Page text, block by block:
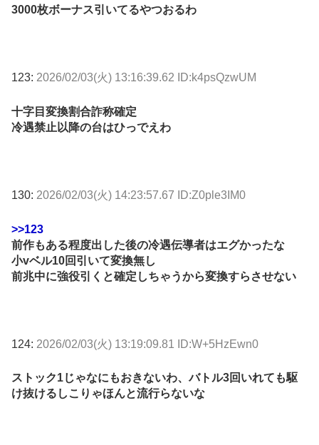
3000枚ボーナス引いてるやつおるわ
123: 2026/02/03(火) 13:16:39.62 ID:k4psQzwUM
十字目変換割合詐称確定
冷遇禁止以降の台はひっでえわ
130: 2026/02/03(火) 14:23:57.67 ID:Z0ple3IM0
>>123
前作もある程度出した後の冷遇伝導者はエグかったな
小vベル10回引いて変換無し
前兆中に強役引くと確定しちゃうから変換すらさせない
124: 2026/02/03(火) 13:19:09.81 ID:W+5HzEwn0
ストック1じゃなにもおきないわ、バトル3回いれても駆
け抜けるしこりゃほんと流行らないな